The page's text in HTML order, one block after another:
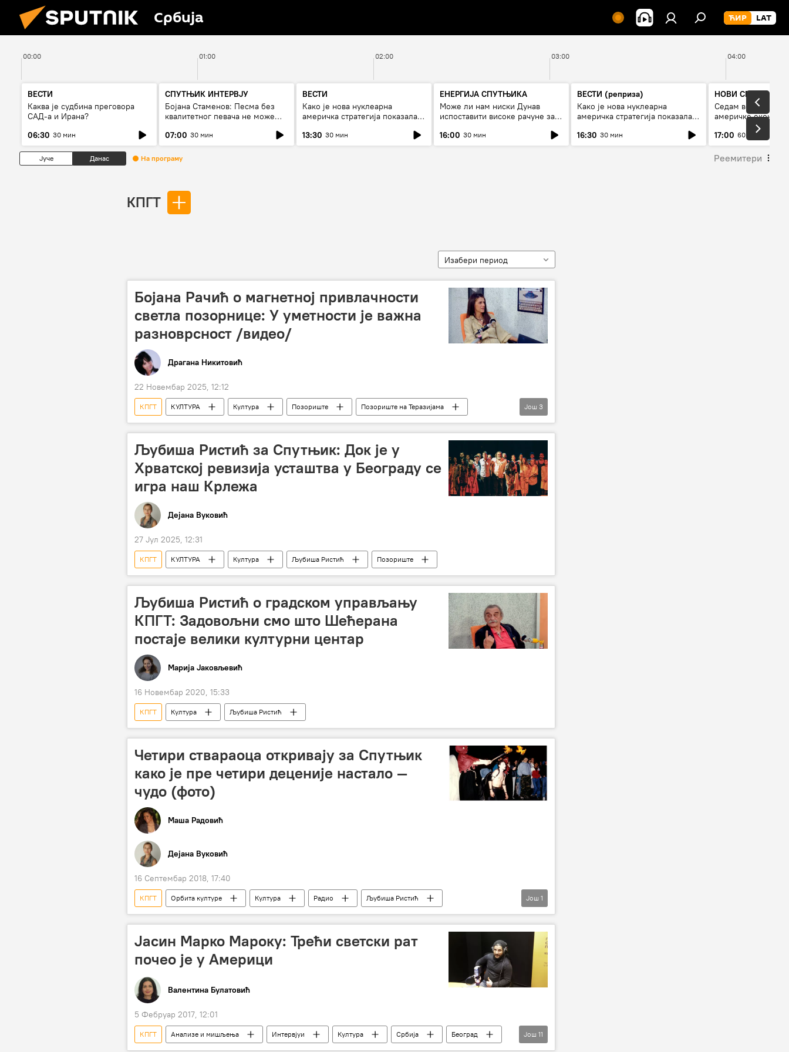
Србија
00:00 01:00 02:00 03:00 04:00
ВЕСТИ
Каква је судбина преговора
САД-а и Ирана?
06:30 30 мин
СПУТЊИК ИНТЕРВЈУ
Бојана Стаменов: Песма без
квалитетног певача не може
07:00 30 мин
ВЕСТИ
Како је нова нуклеарна
америчка стратегија показала
13:30 30 мин
ЕНЕРГИЈА СПУТЊИКА
Може ли нам ниски Дунав
испоставити високе рачуне за
16:00 30 мин
ВЕСТИ (реприза)
Како је нова нуклеарна
америчка стратегија показала
16:30 30 мин
НОВИ СПУТЊИК
Седам
америчке
17:00 60 мин
Јуче Данас На програму Реемитери
КПГТ
Изабери период
Бојана Рачић о магнетној привлачности
светла позорнице: У уметности је важна
разноврсност /видео/
Драгана Никитовић
22 Новембар 2025, 12:12
КПГТ КУЛТУРА Култура Позориште
Позориште на Теразијама
певање
глума плес
Још 3
Љубиша Ристић за Спутњик: Док је у
Хрватској ревизија усташтва у Београду се
игра наш Крлежа
Дејана Вуковић
27 Јул 2025, 12:31
КПГТ КУЛТУРА Култура Љубиша Ристић Позориште
Љубиша Ристић о градском управљању
КПГТ: Задовољни смо што Шећерана
постаје велики културни центар
Марија Јаковљевић
16 Новембар 2020, 15:33
КПГТ Култура Љубиша Ристић
Четири ствараоца откривају за Спутњик
како је пре четири деценије настало —
чудо (фото)
Маша Радовић
Дејана Вуковић
16 Септембар 2018, 17:40
КПГТ Орбита културе Култура Радио
Љубиша Ристић
Културни кутак
Још 1
Јасин Марко Мароку: Трећи светски рат
почео је у Америци
Валентина Булатовић
5 Фебруар 2017, 12:01
КПГТ Анализе и мишљења Интервјуи Култура Србија
Београд
Још 11